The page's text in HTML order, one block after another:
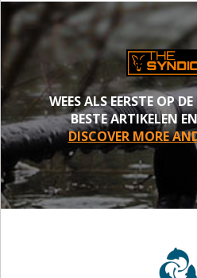
WEES ALS EERSTE OP
BESTE ARTIKELEN
DISCOVER MORE